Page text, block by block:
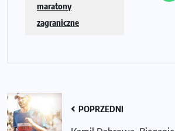
maratony
zagraniczne
POPRZEDNI